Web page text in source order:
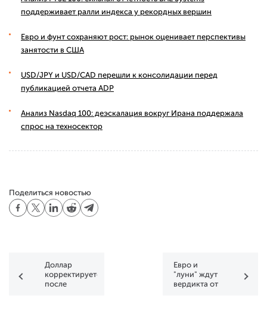
поддерживает ралли индекса у рекордных вершин
Евро и фунт сохраняют рост: рынок оценивает перспективы
занятости в США
USD/JPY и USD/CAD перешли к консолидации перед
публикацией отчета ADP
Анализ Nasdaq 100: деэскалация вокруг Ирана поддержала
спрос на техносектор
Поделиться новостью
Доллар
корректируется
после
Евро и
"луни" ждут
вердикта от